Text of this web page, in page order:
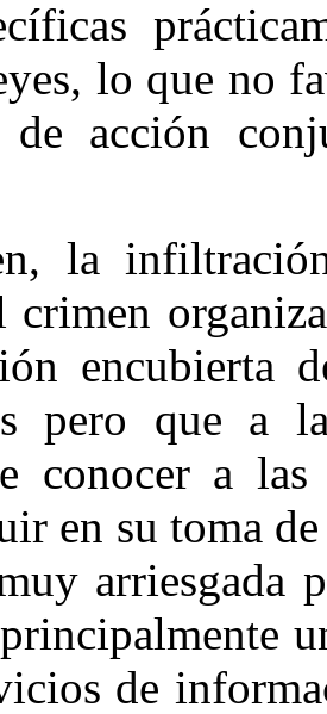
lo que no
de acción
la
crimen
encubierta
pero que a
conocer a las
en su toma
arriesgada
de